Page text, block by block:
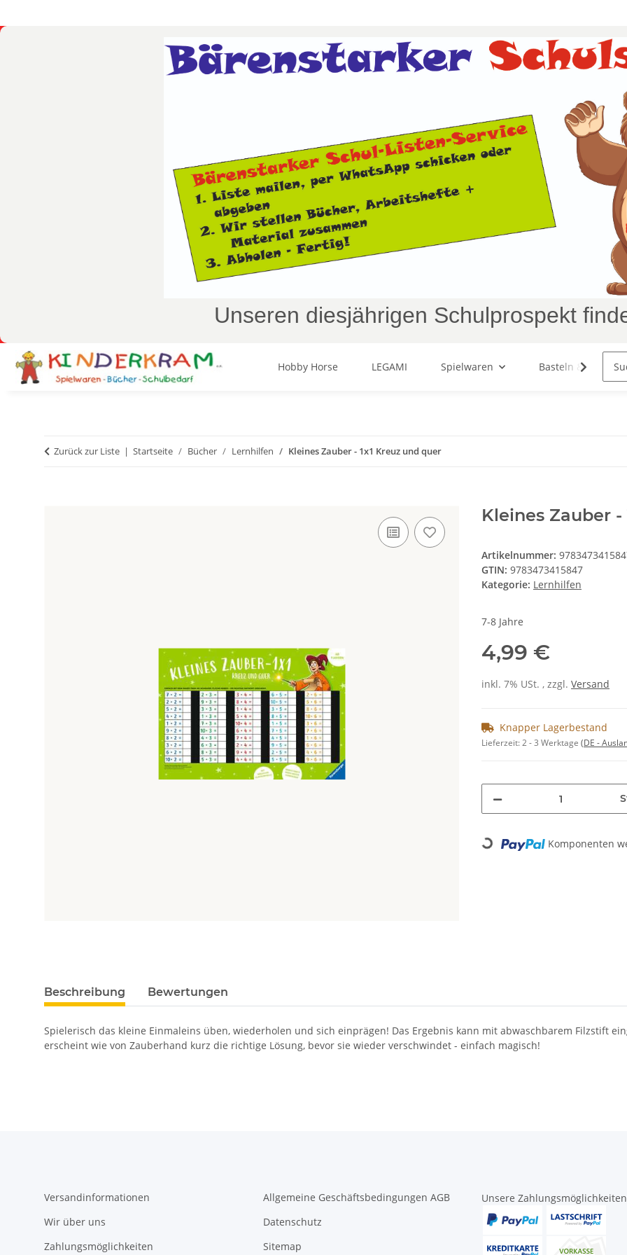
Unseren diesjährigen Schulprospekt
Hobby Horse LEGAMI Spielwaren Basteln & Malen
Zurück zur Liste Startseite Bücher Lernhilfen Kleines Zauber - 1x1 Kreuz und quer
Kleines Zauber -
Artikelnummer:
GTIN: 9783473415847
Kategorie: Lernhilfen
7-8 Jahre
4,99 €
inkl. 7% USt. , zzgl. Versand
Knapper Lagerbestand
Lieferzeit:2 - 3 Werktage (DE -
Loading... Komponenten
Beschreibung Bewertungen
Spielerisch das kleine Einmaleins üben, wiederholen und sich einprägen! Das Ergebnis kann mit abwaschbarem Filzstift
erscheint wie von Zauberhand kurz die richtige Lösung, bevor sie wieder verschwindet - einfach magisch!
Versandinformationen
Wir über uns
Zahlungsmöglichkeiten
Allgemeine Geschäftsbedingungen AGB
Datenschutz
Sitemap
Unsere